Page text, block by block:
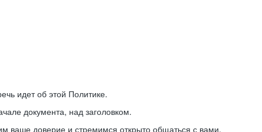
идет об этой Политике.
документа, над заголовком.
ваше доверие и стремимся открыто общаться с вами.